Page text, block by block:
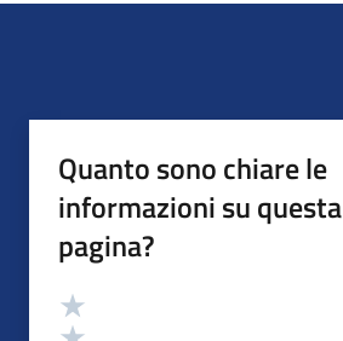
Quanto sono chiare le
informazioni su questa
pagina?
Valutazione